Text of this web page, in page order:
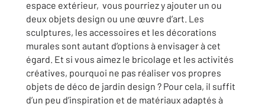
espace extérieur, vous pourriez y ajouter un ou
deux objets design ou une œuvre d’art. Les
sculptures, les accessoires et les décorations
murales sont autant d’options à envisager à cet
égard. Et si vous aimez le bricolage et les activités
créatives, pourquoi ne pas réaliser vos propres
objets de déco de jardin design ? Pour cela, il suffit
d’un peu d’inspiration et de matériaux adaptés à